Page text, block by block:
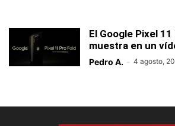
El Google Pixel
muestra en un
Pedro A. - 4 agosto,